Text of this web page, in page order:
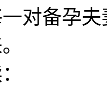
对备孕